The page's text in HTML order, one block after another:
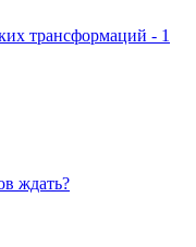
трансформаций - 1
ждать?